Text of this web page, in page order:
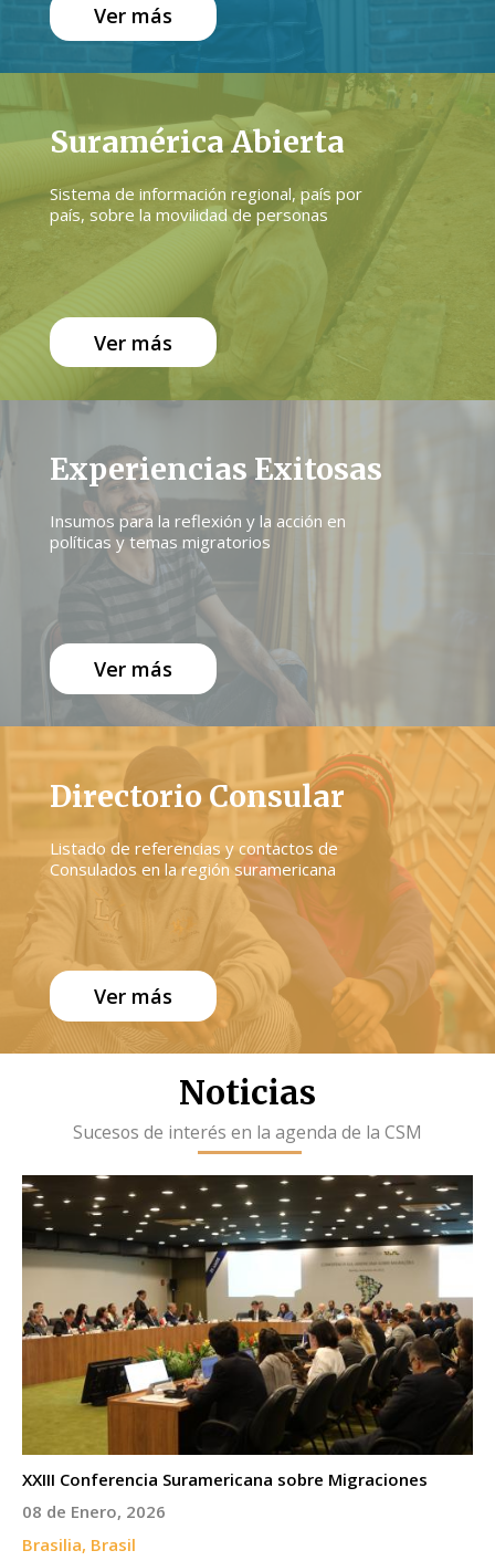
Ver más
Suramérica Abierta
Sistema de información regional, país por
país, sobre la movilidad de personas
Ver más
Experiencias Exitosas
Insumos para la reflexión y la acción en
políticas y temas migratorios
Ver más
Directorio Consular
Listado de referencias y contactos de
Consulados en la región suramericana
Ver más
Noticias
Sucesos de interés en la agenda de la CSM
XXIII Conferencia Suramericana sobre Migraciones
08 de Enero, 2026
Brasilia, Brasil